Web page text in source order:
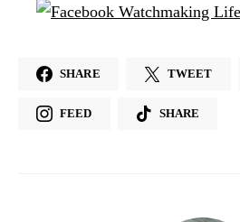
SHARE TWEET
FEED SHARE